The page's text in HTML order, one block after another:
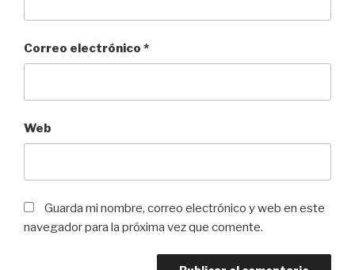
Correo electrónico *
Web
Guarda mi nombre, correo electrónico y web en este
navegador para la próxima vez que comente.